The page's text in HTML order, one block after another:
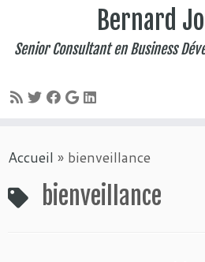
au
contenu
Bernard
Senior Consultant en Business
Accueil » bienveillance
bienveillance